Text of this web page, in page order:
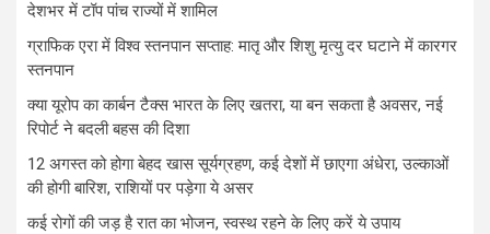
देशभर में टॉप पांच राज्यों में शामिल
ग्राफिक एरा में विश्व स्तनपान सप्ताह: मातृ और शिशु मृत्यु दर घटाने में कारगर
स्तनपान
क्या यूरोप का कार्बन टैक्स भारत के लिए खतरा, या बन सकता है अवसर, नई
रिपोर्ट ने बदली बहस की दिशा
12 अगस्त को होगा बेहद खास सूर्यग्रहण, कई देशों में छाएगा अंधेरा, उल्काओं
की होगी बारिश, राशियों पर पड़ेगा ये असर
कई रोगों की जड़ है रात का भोजन, स्वस्थ रहने के लिए करें ये उपाय